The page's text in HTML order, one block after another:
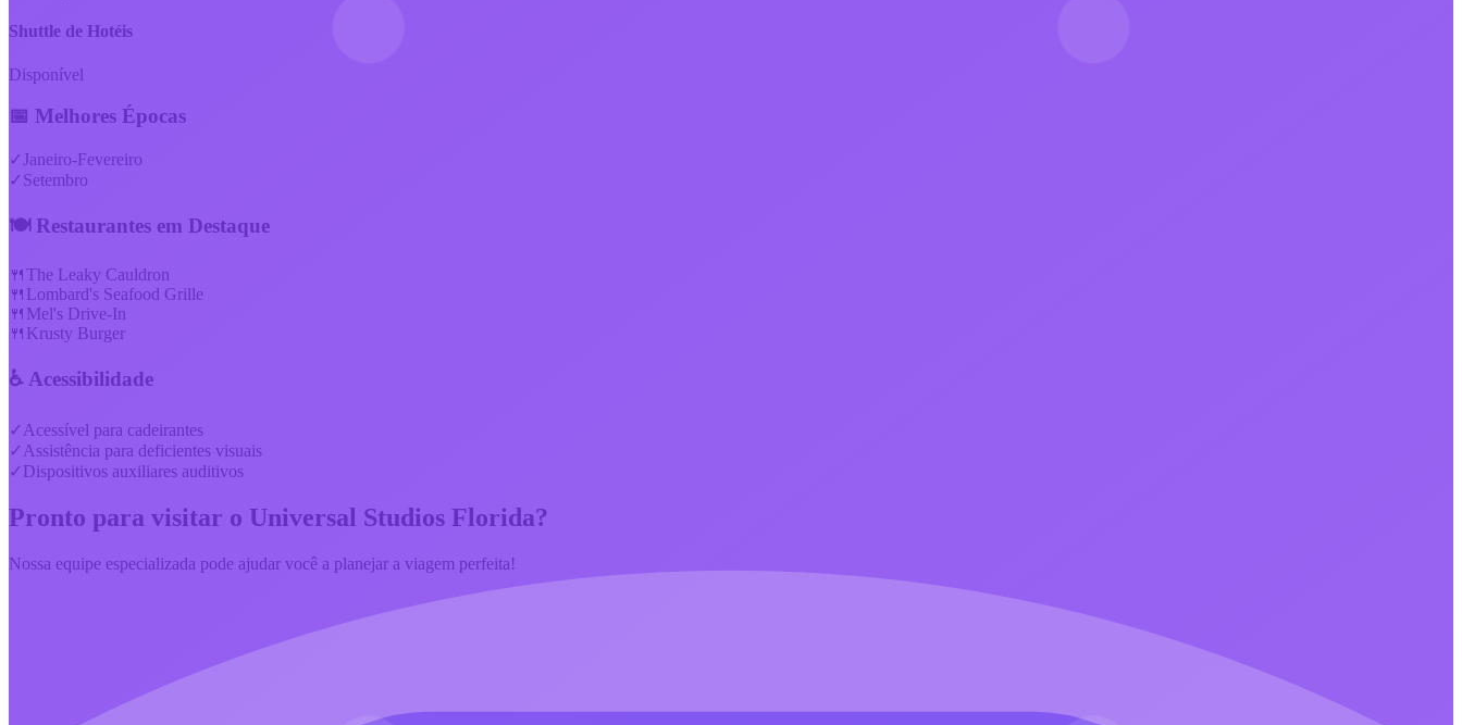
Shuttle de Hotéis
Disponível
📅 Melhores Épocas
✓Janeiro-Fevereiro
✓ Setembro
🍽️ Restaurantes em Destaque
🍴The Leaky Cauldron
🍴 Lombard's Seafood Grille
🍴 Mel's Drive-In
🍴 Krusty Burger
♿ Acessibilidade
✓ Acessível para cadeirantes
✓ Assistência para deficientes visuais
✓ Dispositivos auxiliares auditivos
Pronto para visitar o Universal Studios Florida?
Nossa equipe especializada pode ajudar você a planejar a viagem perfeita!